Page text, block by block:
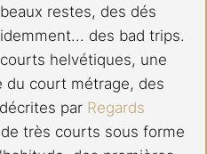
restes, des dés
des bad trips.
helvétiques, une
du court métrage, des
par Regards
très courts sous forme